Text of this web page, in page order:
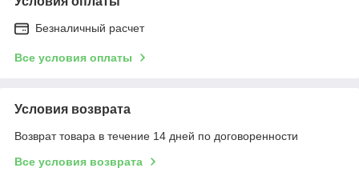
Безналичный расчет
Все условия оплаты
Условия возврата
Возврат товара в течение 14 дней по договоренности
Все условия возврата